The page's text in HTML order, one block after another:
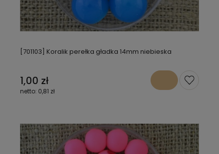
[701103] Koralik perełka gładka 14mm niebieska
1,00 zł
0,81 zł